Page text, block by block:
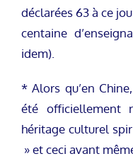
déclarées 63 à ce
centaine
idem).
* Alors qu’en
été officiellement
héritage culturel
» et ceci avant